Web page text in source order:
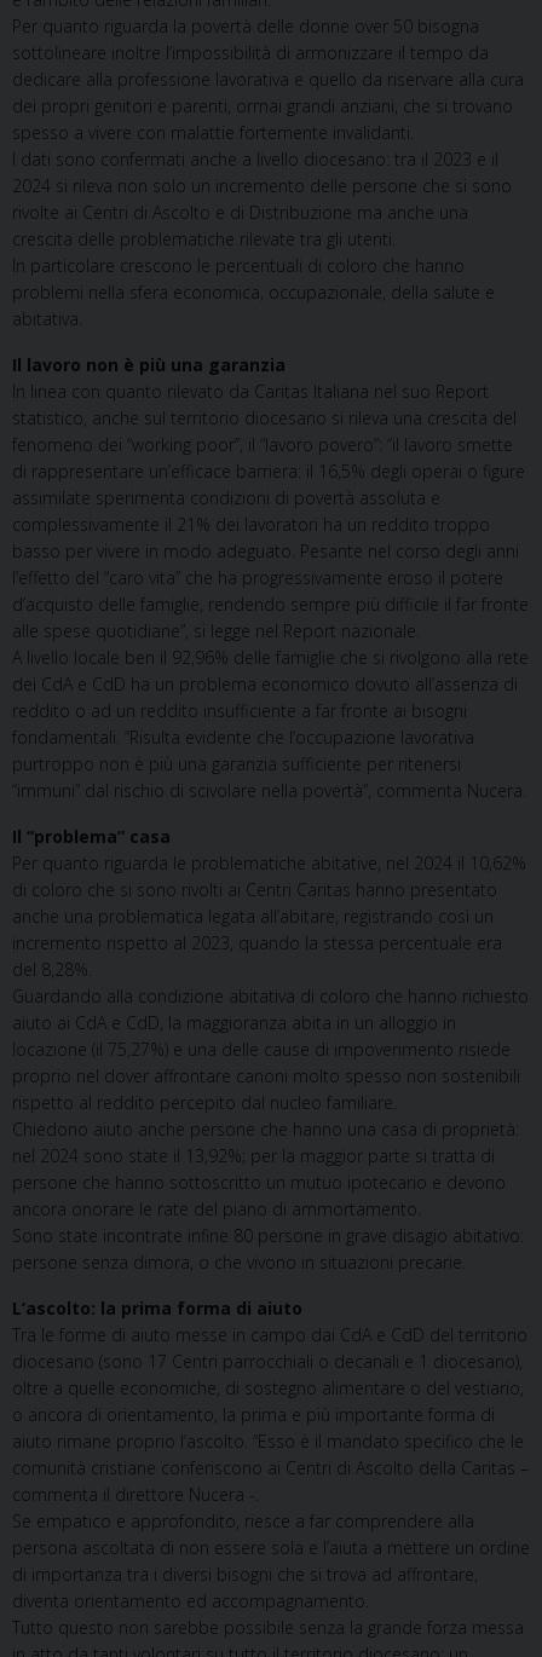
Per quanto riguarda la povertà delle donne over 50 bisogna
sottolineare inoltre l’impossibilità di armonizzare il tempo da
dedicare alla professione lavorativa e quello da riservare alla cura
dei propri genitori e parenti, ormai grandi anziani, che si trovano
spesso a vivere con malattie fortemente invalidanti.
I dati sono confermati anche a livello diocesano: tra il 2023 e il
2024 si rileva non solo un incremento delle persone che si sono
rivolte ai Centri di Ascolto e di Distribuzione ma anche una
crescita delle problematiche rilevate tra gli utenti.
In particolare crescono le percentuali di coloro che hanno
problemi nella sfera economica, occupazionale, della salute e
abitativa.
Il lavoro non è più una garanzia
In linea con quanto rilevato da Caritas Italiana nel suo Report
statistico, anche sul territorio diocesano si rileva una crescita del
fenomeno dei “working poor”, il “lavoro povero”: “il lavoro smette
di rappresentare un’efficace barriera: il 16,5% degli operai o figure
assimilate sperimenta condizioni di povertà assoluta e
complessivamente il 21% dei lavoratori ha un reddito troppo
basso per vivere in modo adeguato. Pesante nel corso degli anni
l’effetto del “caro vita” che ha progressivamente eroso il potere
d’acquisto delle famiglie, rendendo sempre più difficile il far fronte
alle spese quotidiane”, si legge nel Report nazionale.
A livello locale ben il 92,96% delle famiglie che si rivolgono alla rete
dei CdA e CdD ha un problema economico dovuto all’assenza di
reddito o ad un reddito insufficiente a far fronte ai bisogni
fondamentali. “Risulta evidente che l’occupazione lavorativa
purtroppo non è più una garanzia sufficiente per ritenersi
“immuni” dal rischio di scivolare nella povertà”, commenta Nucera.
Il “problema” casa
Per quanto riguarda le problematiche abitative, nel 2024 il 10,62%
di coloro che si sono rivolti ai Centri Caritas hanno presentato
anche una problematica legata all’abitare, registrando così un
incremento rispetto al 2023, quando la stessa percentuale era
del 8,28%.
Guardando alla condizione abitativa di coloro che hanno richiesto
aiuto ai CdA e CdD, la maggioranza abita in un alloggio in
locazione (il 75,27%) e una delle cause di impoverimento risiede
proprio nel dover affrontare canoni molto spesso non sostenibili
rispetto al reddito percepito dal nucleo familiare.
Chiedono aiuto anche persone che hanno una casa di proprietà:
nel 2024 sono state il 13,92%; per la maggior parte si tratta di
persone che hanno sottoscritto un mutuo ipotecario e devono
ancora onorare le rate del piano di ammortamento.
Sono state incontrate infine 80 persone in grave disagio abitativo:
persone senza dimora, o che vivono in situazioni precarie.
L’ascolto: la prima forma di aiuto
Tra le forme di aiuto messe in campo dai CdA e CdD del territorio
diocesano (sono 17 Centri parrocchiali o decanali e 1 diocesano),
oltre a quelle economiche, di sostegno alimentare o del vestiario,
o ancora di orientamento, la prima e più importante forma di
aiuto rimane proprio l’ascolto. “Esso è il mandato specifico che le
comunità cristiane conferiscono ai Centri di Ascolto della Caritas –
commenta il direttore Nucera -.
Se empatico e approfondito, riesce a far comprendere alla
persona ascoltata di non essere sola e l’aiuta a mettere un ordine
di importanza tra i diversi bisogni che si trova ad affrontare,
diventa orientamento ed accompagnamento.
Tutto questo non sarebbe possibile senza la grande forza messa